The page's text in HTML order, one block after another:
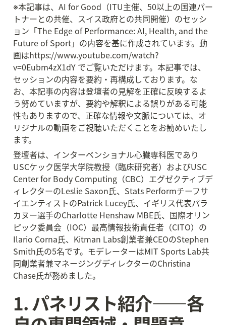
※本記事は、AI for Good（ITU主催、50以上の国連パー
トナーとの共催、スイス政府との共同開催）のセッシ
ョン「The Edge of Performance: AI, Health, and the
Future of Sport」の内容を基に作成されています。動
画はhttps://www.youtube.com/watch?
v=0Eubm4zX1dY でご覧いただけます。本記事では、
セッションの内容を要約・再構成しております。な
お、本記事の内容は登壇者の見解を正確に反映するよ
う努めていますが、要約や解釈による誤りがある可能
性もありますので、正確な情報や文脈については、オ
リジナルの動画をご視聴いただくことをお勧めいたし
ます。
登壇者は、インターベンショナル心臓専科医であり
USCケック医学大学院教授（臨床研究者）およびUSC
Center for Body Computing（CBC）エグゼクティブデ
ィレクターのLeslie Saxon氏、Stats Performチーフサ
イエンティストのPatrick Lucey氏、イギリス代表パラ
カヌー選手のCharlotte Henshaw MBE氏、国際オリン
ピック委員会（IOC）最高情報技術責任者（CITO）の
Ilario Corna氏、Kitman Labs創業者兼CEOのStephen
Smith氏の5名です。モデレーターはMIT Sports Lab共
同創業者兼マネージングディレクターのChristina
Chase氏が務めました。
1. パネリスト紹介——各